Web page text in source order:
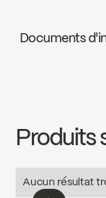
Documents
Download ↘
Produits
Aucun résultat